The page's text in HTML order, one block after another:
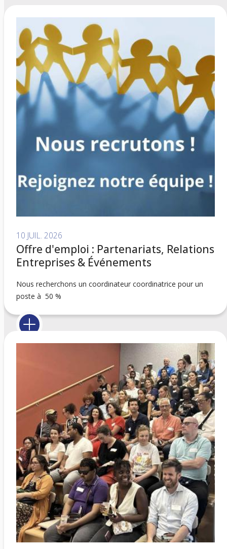
10 JUIL. 2026
Offre d'emploi : Partenariats, Relations
Entreprises & Événements
Nous recherchons un coordinateur coordinatrice pour un
poste à 50 %